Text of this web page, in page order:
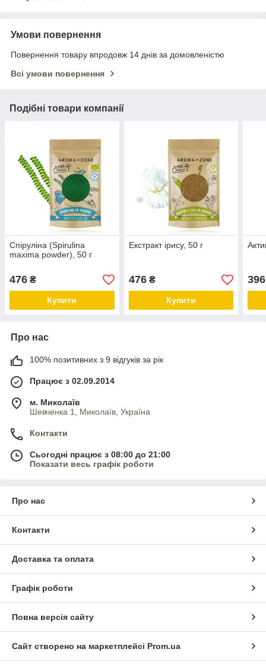
Умови повернення
Повернення товару впродовж 14 днів за домовленістю
Всі умови повернення
Подібні товари компанії
Спіруліна (Spirulina
maxima powder), 50 г
476 ₴
Купити
Екстракт ірису, 50 г
476₴
Купити
396
Про нас
100% позитивних з 9 відгуків за рік
Працює з 02.09.2014
м. Миколаїв
Шевченка 1, Миколаїв, Україна
Контакти
Сьогодні працює з 08:00 до 21:00
Показати весь графік роботи
Про нас
Контакти
Доставка та оплата
Графік роботи
Повна версія сайту
Сайт створено на маркетплейсі Prom.ua